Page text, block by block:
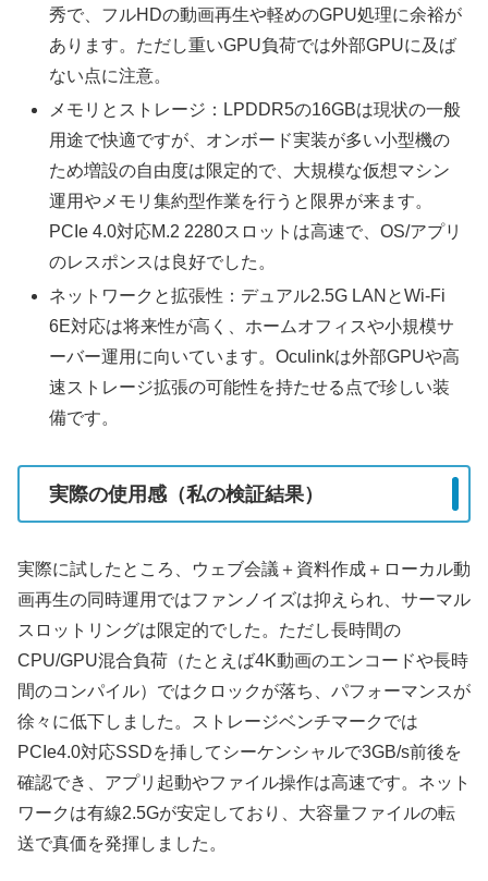
秀で、フルHDの動画再生や軽めのGPU処理に余裕が
あります。ただし重いGPU負荷では外部GPUに及ば
ない点に注意。
メモリとストレージ：LPDDR5の16GBは現状の一般
用途で快適ですが、オンボード実装が多い小型機の
ため増設の自由度は限定的で、大規模な仮想マシン
運用やメモリ集約型作業を行うと限界が来ます。
PCIe 4.0対応M.2 2280スロットは高速で、OS/アプリ
のレスポンスは良好でした。
ネットワークと拡張性：デュアル2.5G LANとWi‑Fi
6E対応は将来性が高く、ホームオフィスや小規模サ
ーバー運用に向いています。Oculinkは外部GPUや高
速ストレージ拡張の可能性を持たせる点で珍しい装
備です。
実際の使用感（私の検証結果）
実際に試したところ、ウェブ会議＋資料作成＋ローカル動
画再生の同時運用ではファンノイズは抑えられ、サーマル
スロットリングは限定的でした。ただし長時間の
CPU/GPU混合負荷（たとえば4K動画のエンコードや長時
間のコンパイル）ではクロックが落ち、パフォーマンスが
徐々に低下しました。ストレージベンチマークでは
PCIe4.0対応SSDを挿してシーケンシャルで3GB/s前後を
確認でき、アプリ起動やファイル操作は高速です。ネット
ワークは有線2.5Gが安定しており、大容量ファイルの転
送で真価を発揮しました。